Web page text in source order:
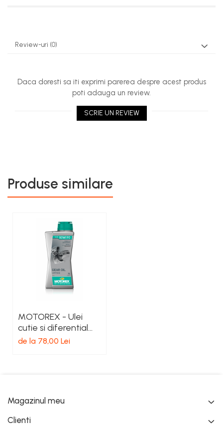
Review-uri (0)
Daca doresti sa iti exprimi parerea despre acest produs
poti adauga un review.
SCRIE UN REVIEW
Produse similare
MOTOREX - Ulei
cutie si diferential
GEAR OIL HYPOID
de la 78,00 Lei
Magazinul meu
Clienti